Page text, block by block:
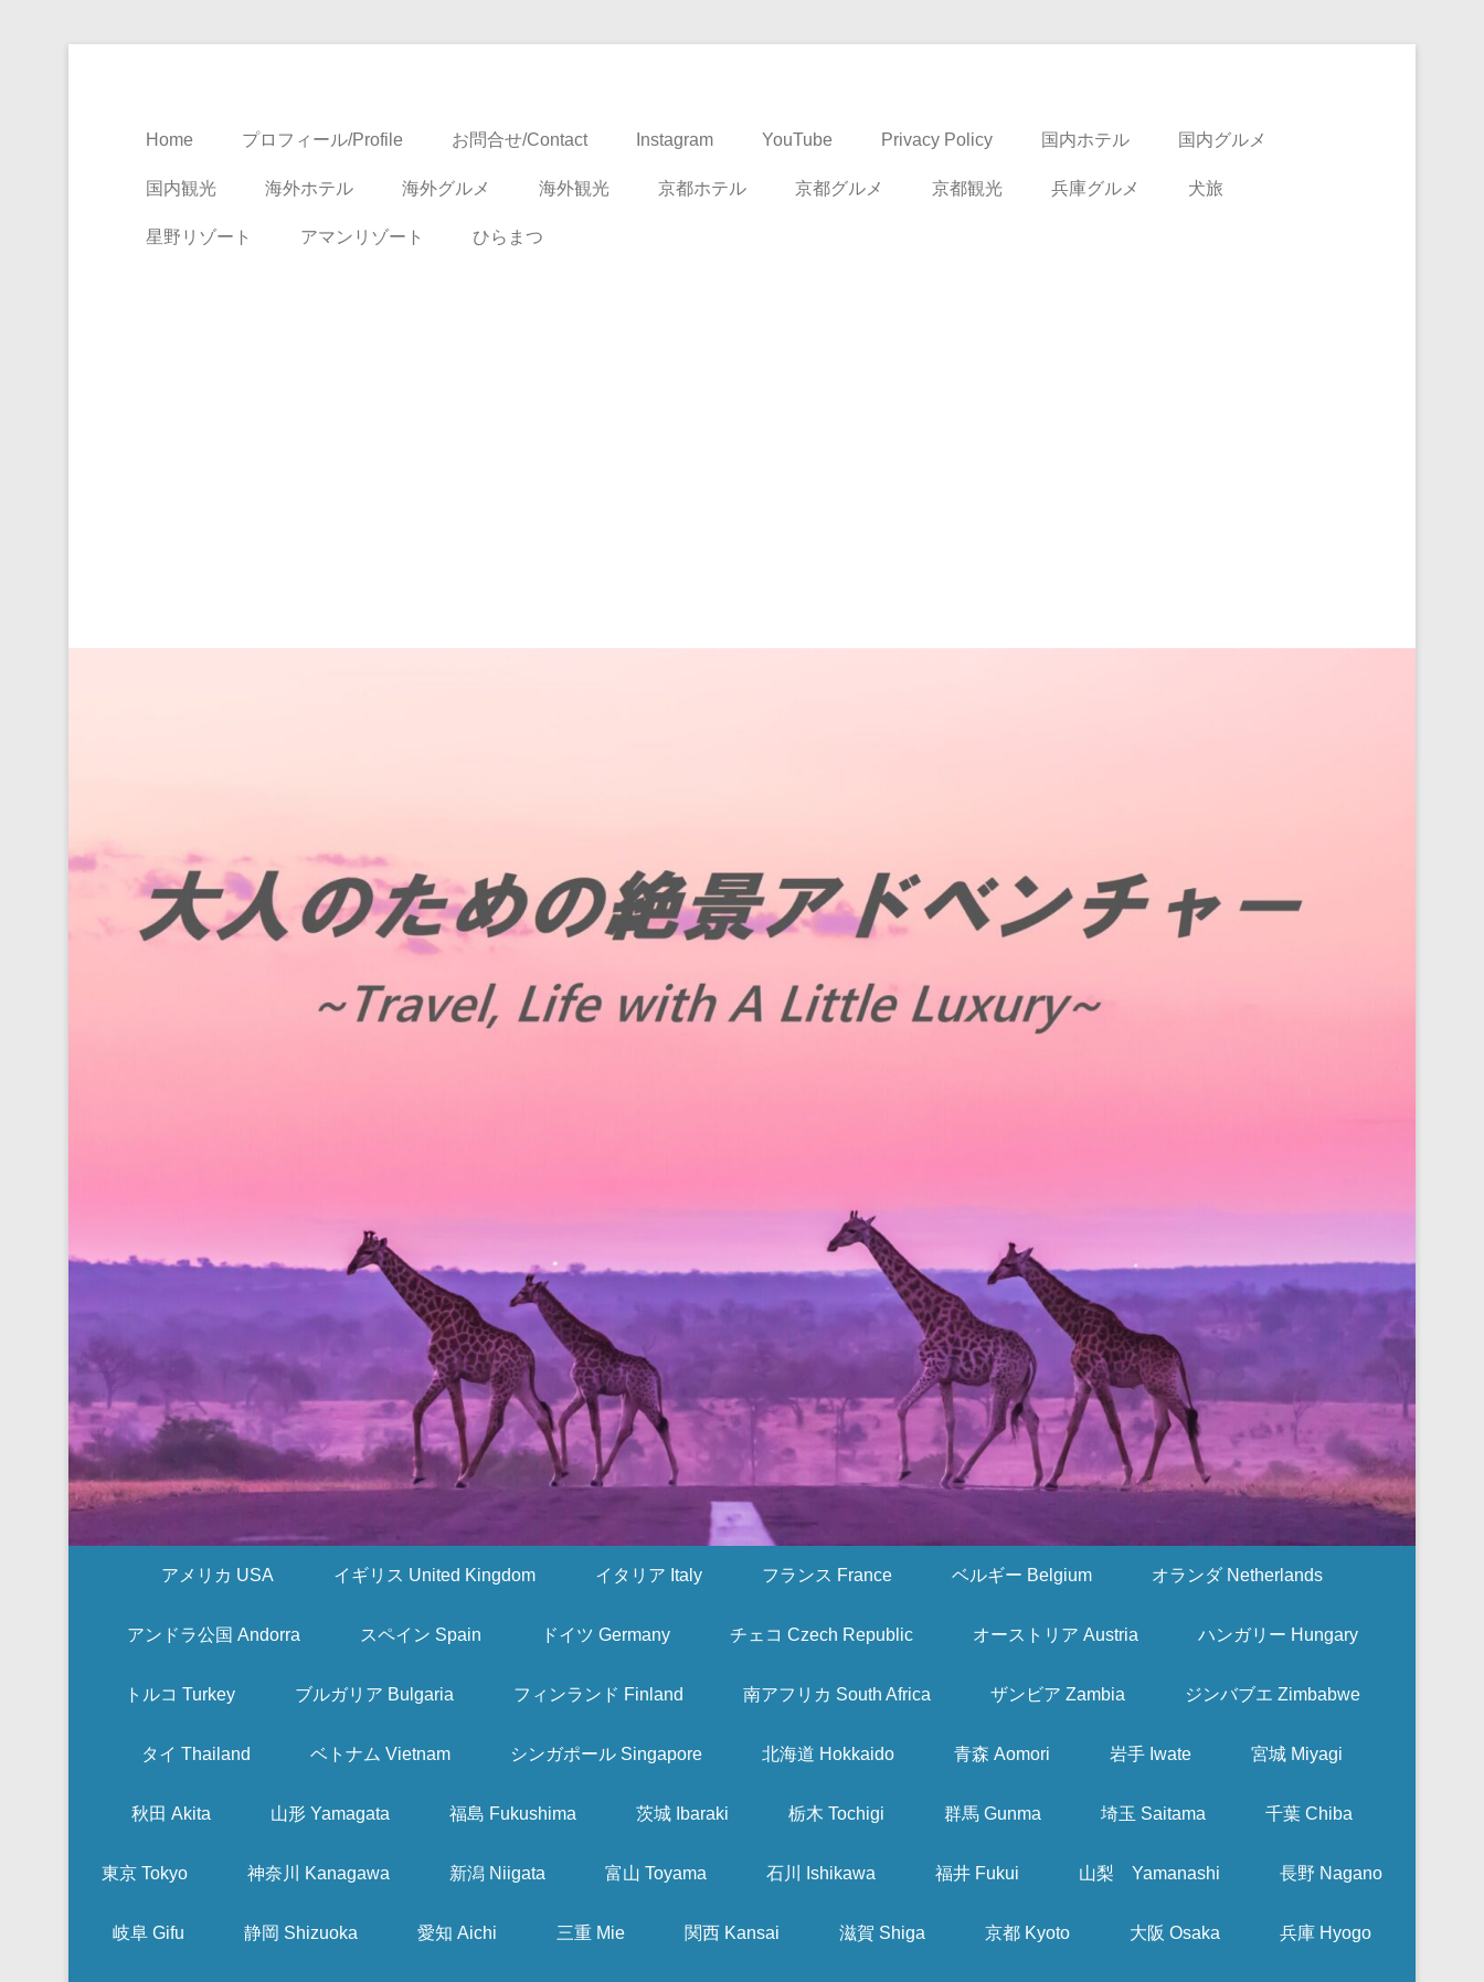
Home プロフィール/Profile お問合せ/Contact Instagram YouTube Privacy Policy 国内ホテル 国内グルメ
国内観光 海外ホテル 海外グルメ 海外観光 京都ホテル 京都グルメ 京都観光 兵庫グルメ 犬旅
星野リゾート アマンリゾート ひらまつ
アメリカ USA イギリス United Kingdom イタリア Italy フランス France ベルギー Belgium オランダ Netherlands
アンドラ公国 Andorra スペイン Spain ドイツ Germany チェコ Czech Republic オーストリア Austria ハンガリー Hungary
トルコ Turkey ブルガリア Bulgaria フィンランド Finland 南アフリカ South Africa ザンビア Zambia ジンバブエ Zimbabwe
タイ Thailand ベトナム Vietnam シンガポール Singapore 北海道 Hokkaido 青森 Aomori 岩手 Iwate 宮城 Miyagi
秋田 Akita 山形 Yamagata 福島 Fukushima 茨城 Ibaraki 栃木 Tochigi 群馬 Gunma 埼玉 Saitama 千葉 Chiba
東京 Tokyo 神奈川 Kanagawa 新潟 Niigata 富山 Toyama 石川 Ishikawa 福井 Fukui 山梨 Yamanashi 長野 Nagano
岐阜 Gifu 静岡 Shizuoka 愛知 Aichi 三重 Mie 関西 Kansai 滋賀 Shiga 京都 Kyoto 大阪 Osaka 兵庫 Hyogo